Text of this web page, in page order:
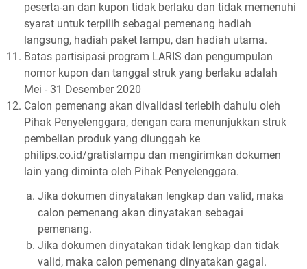
peserta-an dan kupon tidak berlaku dan tidak memenuhi
syarat untuk terpilih sebagai pemenang hadiah
langsung, hadiah paket lampu, dan hadiah utama.
Batas partisipasi program LARIS dan pengumpulan
nomor kupon dan tanggal struk yang berlaku adalah
Mei - 31 Desember 2020
Calon pemenang akan divalidasi terlebih dahulu oleh
Pihak Penyelenggara, dengan cara menunjukkan struk
pembelian produk yang diunggah ke
philips.co.id/gratislampu dan mengirimkan dokumen
lain yang diminta oleh Pihak Penyelenggara.
Jika dokumen dinyatakan lengkap dan valid, maka
calon pemenang akan dinyatakan sebagai
pemenang.
Jika dokumen dinyatakan tidak lengkap dan tidak
valid, maka calon pemenang dinyatakan gagal.